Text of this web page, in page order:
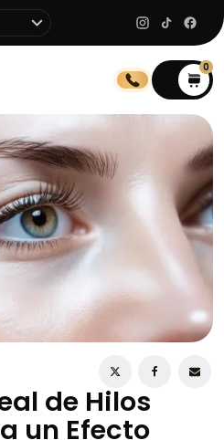
0
de Hilos
un Efecto